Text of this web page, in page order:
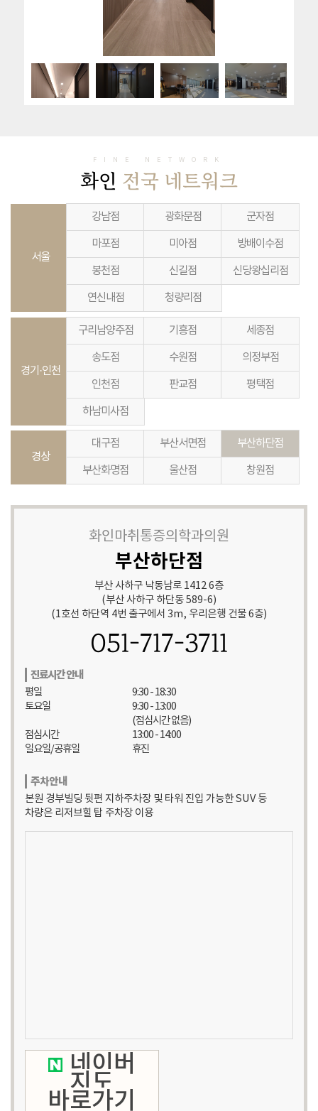
FINE NETWORK
화인 전국 네트워크
서울
강남점 광화문점 군자점
마포점 미아점 방배이수점
봉천점 신길점 신당왕십리점
연신내점 청량리점
경기·인천
구리남양주점 기흥점 세종점
송도점 수원점 의정부점
인천점 판교점 평택점
하남미사점
경상
대구점 부산서면점 부산하단점
부산화명점 울산점 창원점
화인마취통증의학과의원
부산하단점
부산 사하구 낙동남로 1412 6층
(부산 사하구 하단동 589-6)
(1호선 하단역 4번 출구에서 3m, 우리은행 건물 6층)
051-717-3711
진료시간 안내
평일
토요일
점심시간
일요일/공휴일
9:30 - 18:30
9:30 - 13:00
(점심시간 없음)
13:00 - 14:00
휴진
주차안내
본원 경부빌딩 뒷편 지하주차장 및 타워 진입 가능한 SUV 등
차량은 리저브힐 탑 주차장 이용
네이버
지도
바로가기